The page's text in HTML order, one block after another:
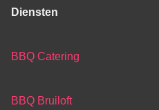
Diensten
BBQ Catering
BBQ Bruiloft